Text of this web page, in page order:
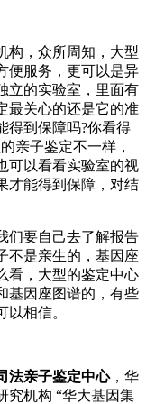
，众所周知，大型
便服务，更可以是异
立的实验室，里面有
最关心的还是它的准
得到保障吗?你看得
亲子鉴定不一样，
可以看看实验室的视
才能得到保障，对结
要自己去了解报告
不是亲生的，基因座
看，大型的鉴定中心
基因座图谱的，有些
相信。
法亲子鉴定中心，华
究机构 “华大基因集